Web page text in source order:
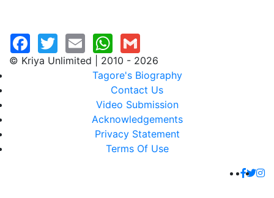
© Kriya Unlimited | 2010 - 2026
Tagore's Biography
Contact Us
Video Submission
Acknowledgements
Privacy Statement
Terms Of Use